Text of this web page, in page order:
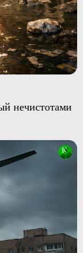
нечистотами